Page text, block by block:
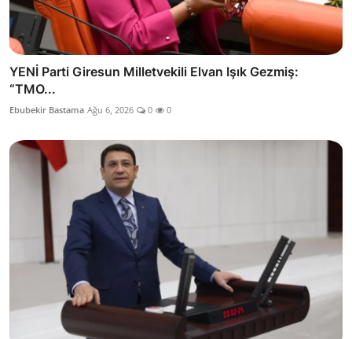
YENİ Parti Giresun Milletvekili Elvan Işık Gezmiş:
“TMO...
Ebubekir Bastama Ağu 6, 2026 0 0